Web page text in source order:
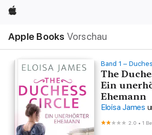
Apple
Apple Books Vorschau
Navigation
Menü
öffnen
Band 1 –
The
Ein
Ehemann
Eloisa James
2.0 •1